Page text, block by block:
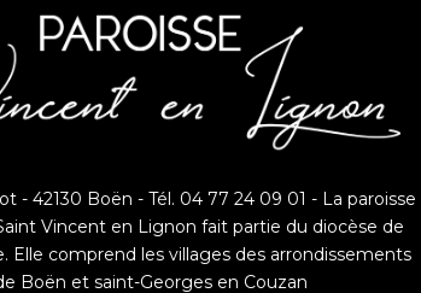
- 42130 Boën - Tél. 04 77 24 09 01 - La paroisse
Vincent en Lignon fait partie du diocèse de
Elle comprend les villages des arrondissements
Boën et saint-Georges en Couzan